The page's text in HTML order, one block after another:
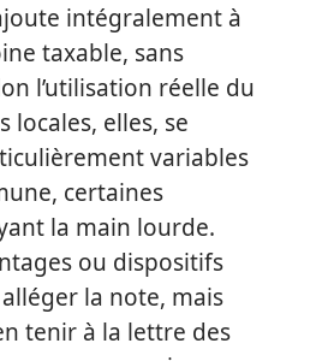
intégralement à
taxable, sans
l’utilisation réelle du
locales, elles, se
variables
certaines
la main lourde.
ou dispositifs
la note, mais
tenir à la lettre des